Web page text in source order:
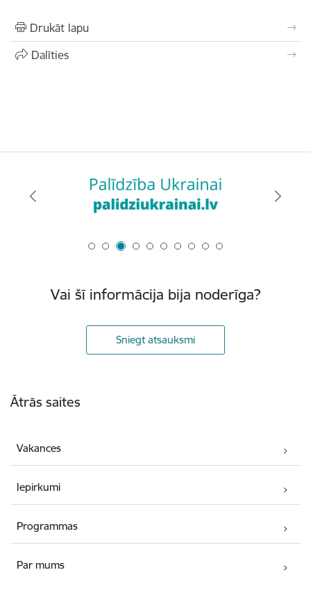
Drukāt lapu
Dalīties
Vai šī informācija bija noderīga?
Sniegt atsauksmi
Ātrās saites
Vakances
Iepirkumi
Programmas
Par mums